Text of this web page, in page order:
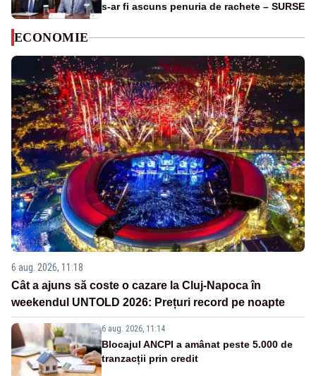
s-ar fi ascuns penuria de rachete – SURSE
ECONOMIE
6 aug. 2026, 11:18
Cât a ajuns să coste o cazare la Cluj-Napoca în
weekendul UNTOLD 2026: Prețuri record pe noapte
6 aug. 2026, 11:14
Blocajul ANCPI a amânat peste 5.000 de
tranzacții prin credit